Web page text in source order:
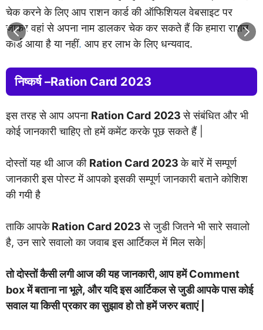
चेक करने के लिए आप राशन कार्ड की ऑफिशियल वेबसाइट पर
जाकर वहां से अपना नाम डालकर चेक कर सकते हैं कि हमारा राशन
कार्ड आया है या नहीं. आप हर लाभ के लिए धन्यवाद.
निष्कर्ष –Ration Card 2023
इस तरह से आप अपना Ration Card 2023से संबंधित और भी
कोई जानकारी चाहिए तो हमें कमेंट करके पूछ सकते हैं |
दोस्तों यह थी आज की Ration Card 2023के बारें में सम्पूर्ण
जानकारी इस पोस्ट में आपको इसकी सम्पूर्ण जानकारी बताने कोशिश
की गयी है
ताकि आपकेRation Card 2023से जुडी जितने भी सारे सवालो
है, उन सारे सवालो का जवाब इस आर्टिकल में मिल सके|
तो दोस्तों कैसी लगी आज की यह जानकारी, आप हमें Comment
box में बताना ना भूले, और यदि इस आर्टिकल से जुडी आपके पास कोई
सवाल या किसी प्रकार का सुझाव हो तो हमें जरुर बताएं |